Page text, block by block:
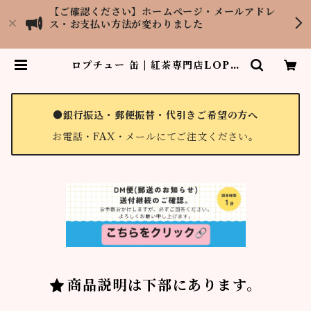
【ご確認ください】ホームページ・メールアドレ
ス・お支払い方法が変わりました
ロプチュー 缶 | 紅茶専門店LOPC
●銀行振込・郵便振替・代引きご希望の方へ
お電話・FAX・メールにてご注文ください。
商品説明は下部にあります。